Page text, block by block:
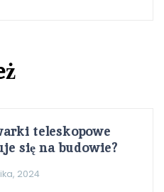
teleskopowe
się na budowie?
2024